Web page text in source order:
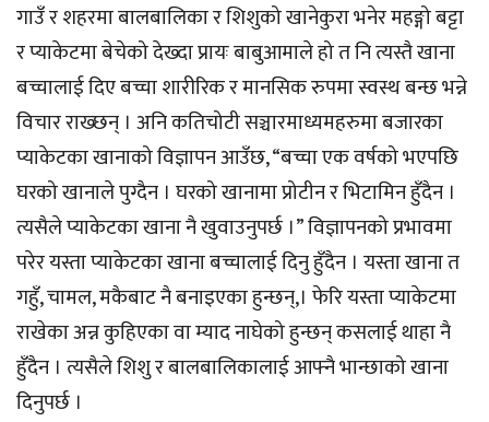
गाउँ र शहरमा बालबालिका र शिशुको खानेकुरा भनेर महङ्गो बट्टा
र प्याकेटमा बेचेको देख्दा प्रायः बाबुआमाले हो त नि त्यस्तै खाना
बच्चालाई दिए बच्चा शारीरिक र मानसिक रुपमा स्वस्थ बन्छ भन्ने
विचार राख्छन् । अनि कतिचोटी सञ्चारमाध्यमहरुमा बजारका
प्याकेटका खानाको विज्ञापन आउँछ, “बच्चा एक वर्षको भएपछि
घरको खानाले पुग्दैन । घरको खानामा प्रोटीन र भिटामिन हुँदैन ।
त्यसैले प्याकेटका खाना नै खुवाउनुपर्छ ।” विज्ञापनको प्रभावमा
परेर यस्ता प्याकेटका खाना बच्चालाई दिनु हुँदैन । यस्ता खाना त
गहुँ, चामल, मकैबाट नै बनाइएका हुन्छन्,। फेरि यस्ता प्याकेटमा
राखेका अन्न कुहिएका वा म्याद नाघेको हुन्छन् कसलाई थाहा नै
हुँदैन । त्यसैले शिशु र बालबालिकालाई आफ्नै भान्छाको खाना
दिनुपर्छ ।